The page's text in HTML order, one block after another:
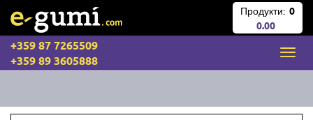
Продукти: 0
0.00
+359 87 7265509
+359 89 3605888